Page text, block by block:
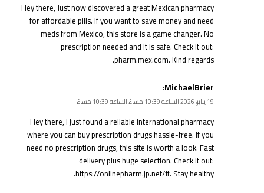
Hey there, Just now discovered a great Mexican pharmacy
for affordable pills. If you want to save money and need
meds from Mexico, this store is a game changer. No
prescription needed and it is safe. Check it out:
pharm.mex.com. Kind regards.
MichaelBrier
:
19 يناير، 2026 الساعة 10:39 مساءً الساعة 10:39 مساءً
Hey there, I just found a reliable international pharmacy
where you can buy prescription drugs hassle-free. If you
need no prescription drugs, this site is worth a look. Fast
delivery plus huge selection. Check it out:
https://onlinepharm.jp.net/#. Stay healthy.